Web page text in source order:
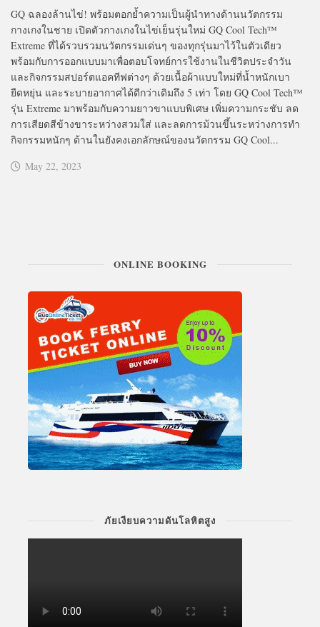
GQ ฉลองล้านไข่! พร้อมตอกย้ำความเป็นผู้นำทางด้านนวัตกรรม
กางเกงในชาย เปิดตัวกางเกงในไข่เย็นรุ่นใหม่ GQ Cool Tech™
Extreme ที่ได้รวบรวมนวัตกรรมเด่นๆ ของทุกรุ่นมาไว้ในตัวเดียว
พร้อมกับการออกแบบมาเพื่อตอบโจทย์การใช้งานในชีวิตประจำวัน
และกิจกรรมสปอร์ตแอคทีฟต่างๆ ด้วยเนื้อผ้าแบบใหม่ที่น้ำหนักเบา
ยืดหยุ่น และระบายอากาศได้ดีกว่าเดิมถึง 5 เท่า โดย GQ Cool Tech™
รุ่น Extreme มาพร้อมกับความยาวขาแบบพิเศษ เพิ่มความกระชับ ลด
การเสียดสีข้างขาระหว่างสวมใส่ และลดการม้วนขึ้นระหว่างการทำ
กิจกรรมหนักๆ ด้านในยังคงเอกลักษณ์ของนวัตกรรม GQ Cool...
May 22, 2023
ONLINE BOOKING
ภัยเงียบความดันโลหิตสูง